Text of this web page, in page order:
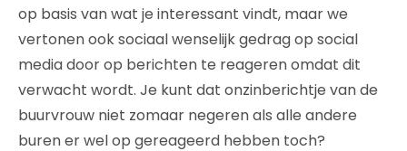
op basis van wat je interessant vindt, maar we
vertonen ook sociaal wenselijk gedrag op social
media door op berichten te reageren omdat dit
verwacht wordt. Je kunt dat onzinberichtje van de
buurvrouw niet zomaar negeren als alle andere
buren er wel op gereageerd hebben toch?